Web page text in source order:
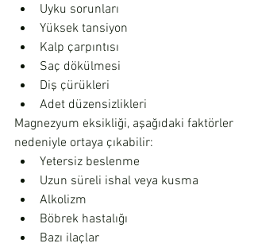
Uyku sorunları
Yüksek tansiyon
Kalp çarpıntısı
Saç dökülmesi
Diş çürükleri
Adet düzensizlikleri
Magnezyum eksikliği, aşağıdaki faktörler
nedeniyle ortaya çıkabilir:
Yetersiz beslenme
Uzun süreli ishal veya kusma
Alkolizm
Böbrek hastalığı
Bazı ilaçlar